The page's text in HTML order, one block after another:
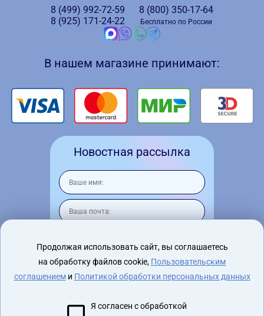
8 (499) 992-72-59
8 (925) 171-24-22
8 (800) 350-17-64
Бесплатно по России
В нашем магазине принимают:
Новостная рассылка
Я согласен на обработку персональных
данных
Продолжая использовать сайт, вы соглашаетесь
на обработку файлов cookie, Пользовательским
соглашениеми Политикой обработки персональных данных
Я согласен с обработкой